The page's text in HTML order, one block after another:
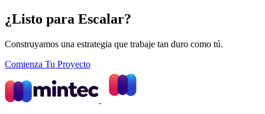
¿Listo para Escalar?
Construyamos una estrategia que trabaje tan duro como tú.
Comienza Tu Proyecto